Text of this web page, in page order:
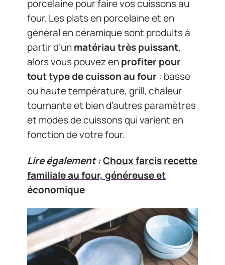
porcelaine pour faire vos cuissons au
four. Les plats en porcelaine et en
général en céramique sont produits à
partir d’unmatériau très puissant,
alors vous pouvez enprofiter pour
tout type de cuisson au four : basse
ou haute température, grill, chaleur
tournante et bien d’autres paramètres
et modes de cuissons qui varient en
fonction de votre four.
Lire également :Choux farcis recette
familiale au four, généreuse et
économique